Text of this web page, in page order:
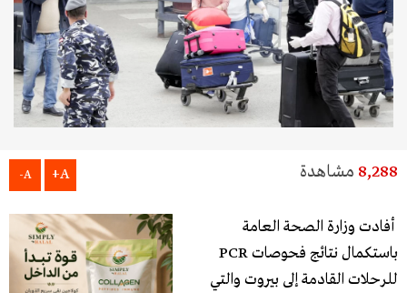
8,288 مشاهدة A+
A-
أفادت وزارة الصحة العامة
باستكمال نتائج فحوصات PCR
للرحلات القادمة إلى بيروت والتي